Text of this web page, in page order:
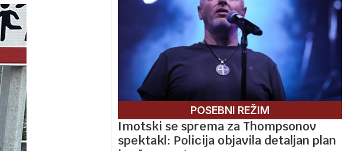
POSEBNI REŽIM
Imotski se sprema za Thompsonov
spektakl: Policija objavila detaljan plan